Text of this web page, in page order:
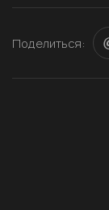
Поделиться: